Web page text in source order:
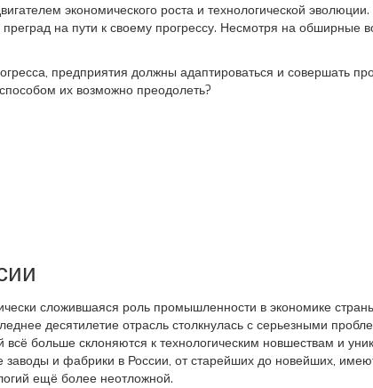
экономического роста и технологической
на пути к своему прогрессу. Несмотря на обширные
предприятия должны адаптироваться и совершать
их возможно преодолеть?
сложившаяся роль промышленности в экономике
десятилетие отрасль столкнулась с серьезными
больше склоняются к технологическим новшествам и
и фабрики в России, от старейших до новейших,
ещё более неотложной.